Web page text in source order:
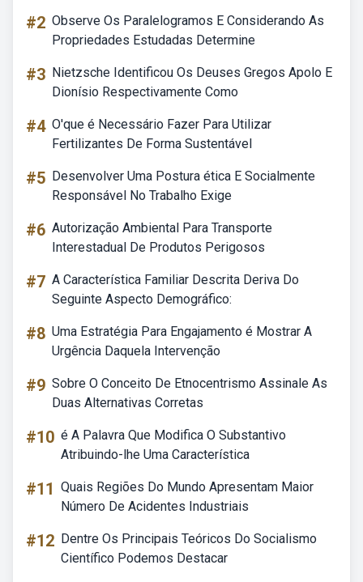
#2 Observe Os Paralelogramos E Considerando As
Propriedades Estudadas Determine
#3 Nietzsche Identificou Os Deuses Gregos Apolo E
Dionísio Respectivamente Como
#4 O'que é Necessário Fazer Para Utilizar
Fertilizantes De Forma Sustentável
#5 Desenvolver Uma Postura ética E Socialmente
Responsável No Trabalho Exige
#6 Autorização Ambiental Para Transporte
Interestadual De Produtos Perigosos
#7 A Característica Familiar Descrita Deriva Do
Seguinte Aspecto Demográfico:
#8 Uma Estratégia Para Engajamento é Mostrar A
Urgência Daquela Intervenção
#9 Sobre O Conceito De Etnocentrismo Assinale As
Duas Alternativas Corretas
#10 é A Palavra Que Modifica O Substantivo
Atribuindo-lhe Uma Característica
#11 Quais Regiões Do Mundo Apresentam Maior
Número De Acidentes Industriais
#12 Dentre Os Principais Teóricos Do Socialismo
Científico Podemos Destacar